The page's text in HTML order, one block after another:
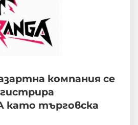
компания се
като търговска